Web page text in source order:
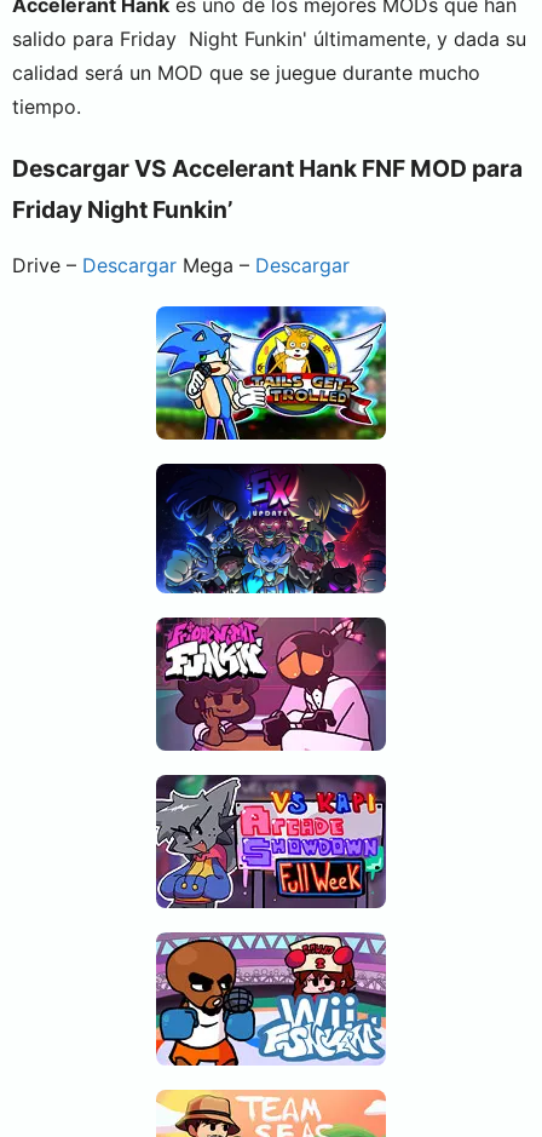
Accelerant Hank es uno de los mejores MODs que han
salido para Friday Night Funkin' últimamente, y dada su
calidad será un MOD que se juegue durante mucho
tiempo.
Descargar VS Accelerant Hank FNF MOD para
Friday Night Funkin’
Drive – Descargar Mega – Descargar